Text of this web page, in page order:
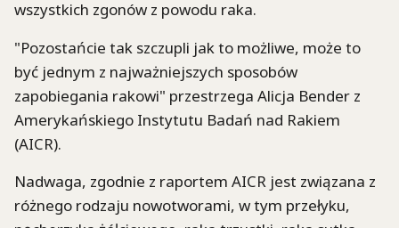
wszystkich zgonów z powodu raka.
"Pozostańcie tak szczupli jak to możliwe, może to
być jednym z najważniejszych sposobów
zapobiegania rakowi" przestrzega Alicja Bender z
Amerykańskiego Instytutu Badań nad Rakiem
(AICR).
Nadwaga, zgodnie z raportem AICR jest związana z
różnego rodzaju nowotworami, w tym przełyku,